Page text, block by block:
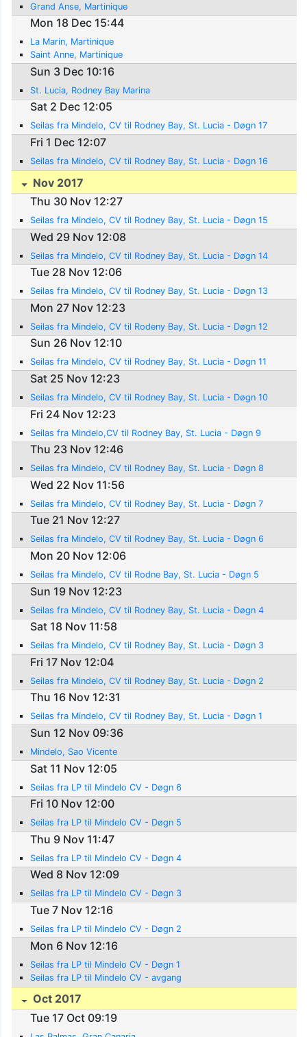
Grand Anse, Martinique
Mon 18 Dec 15:44
La Marin, Martinique
Saint Anne, Martinique
Sun 3 Dec 10:16
St. Lucia, Rodney Bay Marina
Sat 2 Dec 12:05
Seilas fra Mindelo, CV til Rodney Bay, St. Lucia - Døgn 17
Fri 1 Dec 12:07
Seilas fra Mindelo, CV til Rodney Bay, St. Lucia - Døgn 16
Nov 2017
Thu 30 Nov 12:27
Seilas fra Mindelo, CV til Rodney Bay, St. Lucia - Døgn 15
Wed 29 Nov 12:08
Seilas fra Mindelo, CV til Rodney Bay, St. Lucia - Døgn 14
Tue 28 Nov 12:06
Seilas fra Mindelo, CV til Rodney Bay, St. Lucia - Døgn 13
Mon 27 Nov 12:23
Seilas fra Mindelo, CV til Rodeny Bay, St. Lucia - Døgn 12
Sun 26 Nov 12:10
Seilas fra Mindelo, CV til Rodney Bay, St. Lucia - Døgn 11
Sat 25 Nov 12:23
Seilas fra Mindelo, CV til Rodney Bay, St. Lucia - Døgn 10
Fri 24 Nov 12:23
Seilas fra Mindelo,CV til Rodney Bay, St. Lucia - Døgn 9
Thu 23 Nov 12:46
Seilas fra Mindelo, CV til Rodney Bay, St. Lucia - Døgn 8
Wed 22 Nov 11:56
Seilas fra Mindelo, CV til Rodney Bay, St. Lucia - Døgn 7
Tue 21 Nov 12:27
Seilas fra Mindelo, CV til Rodney Bay, St. Lucia - Døgn 6
Mon 20 Nov 12:06
Seilas fra Mindelo, CV til Rodne Bay, St. Lucia - Døgn 5
Sun 19 Nov 12:23
Seilas fra Mindelo, CV til Rodney Bay, St. Lucia - Døgn 4
Sat 18 Nov 11:58
Seilas fra Mindelo, CV til Rodney Bay, St. Lucia - Døgn 3
Fri 17 Nov 12:04
Seilas fra Mindelo, CV til Rodney Bay, St. Lucia - Døgn 2
Thu 16 Nov 12:31
Seilas fra Mindelo, CV til Rodney Bay, St. Lucia - Døgn 1
Sun 12 Nov 09:36
Mindelo, Sao Vicente
Sat 11 Nov 12:05
Seilas fra LP til Mindelo CV - Døgn 6
Fri 10 Nov 12:00
Seilas fra LP til Mindelo CV - Døgn 5
Thu 9 Nov 11:47
Seilas fra LP til Mindelo CV - Døgn 4
Wed 8 Nov 12:09
Seilas fra LP til Mindelo CV - Døgn 3
Tue 7 Nov 12:16
Seilas fra LP til Mindelo CV - Døgn 2
Mon 6 Nov 12:16
Seilas fra LP til Mindelo CV - Døgn 1
Seilas fra LP til Mindelo CV - avgang
Oct 2017
Tue 17 Oct 09:19